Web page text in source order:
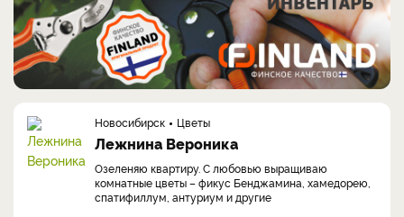
Новосибирск Цветы
Лежнина Вероника
Озеленяю квартиру. С любовью выращиваю
комнатные цветы – фикус Бенджамина, хамедорею,
спатифиллум, антуриум и другие